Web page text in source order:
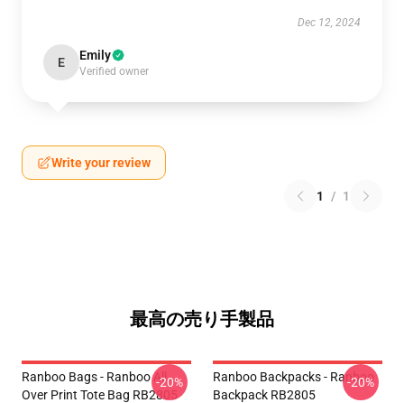
Dec 12, 2024
E Emily
Verified owner
Write your review
1 / 1
最高の売り手製品
Ranboo Bags - Ranboo All
Over Print Tote Bag RB2805
-20%
Ranboo Backpacks - Ranboo
Backpack RB2805
-20%